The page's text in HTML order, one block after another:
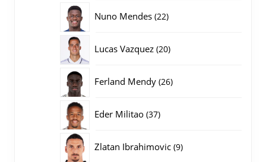
Nuno Mendes 2222
Lucas Vazquez 2020
Ferland Mendy 2626
Eder Militao 3737
Zlatan Ibrahimovic 99